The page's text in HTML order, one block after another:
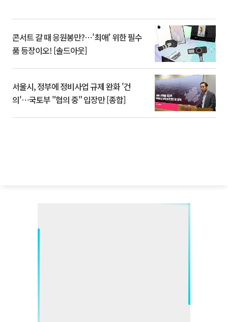
콘서트 갈 때 응원봉만?⋯'최애' 위한 필수
품 등장이오! [솔드아웃]
서울시, 정부에 정비사업 규제 완화 '건
의'⋯국토부 "협의 중" 입장만 [종합]